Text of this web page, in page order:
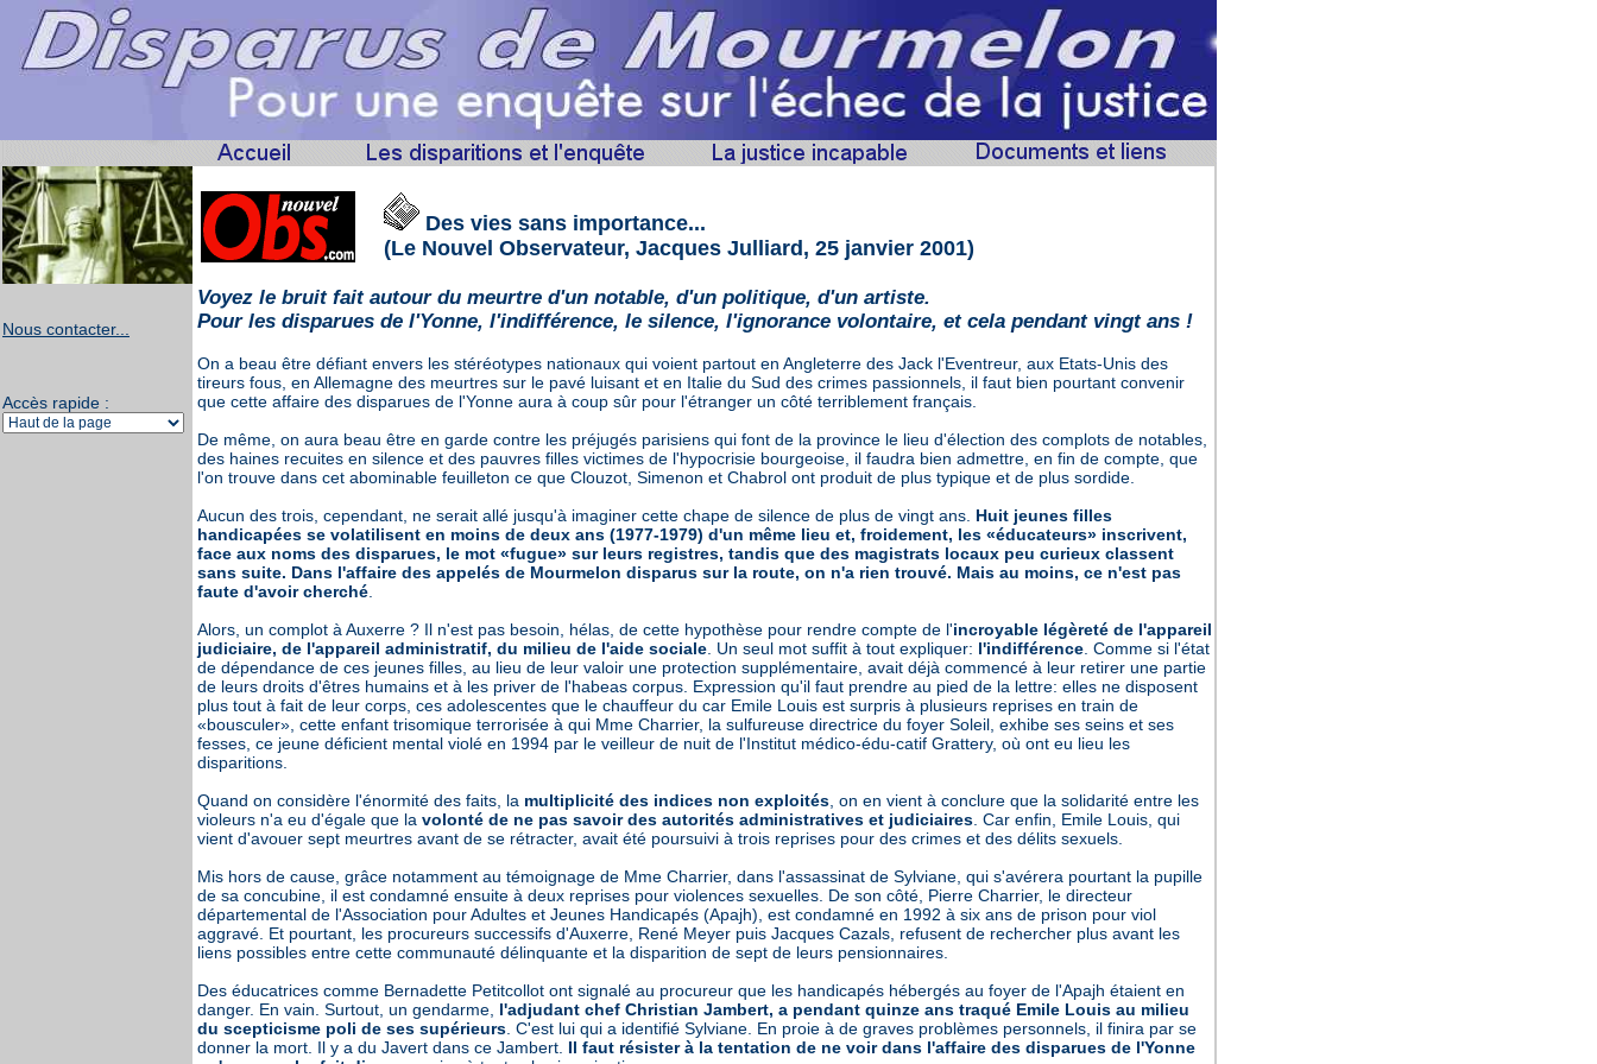
Nous contacter...
Accès rapide :
Des vies sans importance...
(Le Nouvel Observateur, Jacques Julliard, 25 janvier 2001)
Voyez le bruit fait autour du meurtre d'un notable, d'un politique, d'un artiste.
Pour les disparues de l'Yonne, l'indifférence, le silence, l'ignorance volontaire, et cela pendant vingt ans !
On a beau être défiant envers les stéréotypes nationaux qui voient partout en Angleterre des Jack l'Eventreur, aux Etats-Unis des
tireurs fous, en Allemagne des meurtres sur le pavé luisant et en Italie du Sud des crimes passionnels, il faut bien pourtant convenir
que cette affaire des disparues de l'Yonne aura à coup sûr pour l'étranger un côté terriblement français.
De même, on aura beau être en garde contre les préjugés parisiens qui font de la province le lieu d'élection des complots de notables,
des haines recuites en silence et des pauvres filles victimes de l'hypocrisie bourgeoise, il faudra bien admettre, en fin de compte, que
l'on trouve dans cet abominable feuilleton ce que Clouzot, Simenon et Chabrol ont produit de plus typique et de plus sordide.
Aucun des trois, cependant, ne serait allé jusqu'à imaginer cette chape de silence de plus de vingt ans. Huit jeunes filles
handicapées se volatilisent en moins de deux ans (1977-1979) d'un même lieu et, froidement, les «éducateurs» inscrivent,
face aux noms des disparues, le mot «fugue» sur leurs registres, tandis que des magistrats locaux peu curieux classent
sans suite. Dans l'affaire des appelés de Mourmelon disparus sur la route, on n'a rien trouvé. Mais au moins, ce n'est pas
faute d'avoir cherché.
Alors, un complot à Auxerre ? Il n'est pas besoin, hélas, de cette hypothèse pour rendre compte de l'incroyable légèreté de l'appareil
judiciaire, de l'appareil administratif, du milieu de l'aide sociale. Un seul mot suffit à tout expliquer: l'indifférence. Comme si l'état
de dépendance de ces jeunes filles, au lieu de leur valoir une protection supplémentaire, avait déjà commencé à leur retirer une partie
de leurs droits d'êtres humains et à les priver de l'habeas corpus. Expression qu'il faut prendre au pied de la lettre: elles ne disposent
plus tout à fait de leur corps, ces adolescentes que le chauffeur du car Emile Louis est surpris à plusieurs reprises en train de
«bousculer», cette enfant trisomique terrorisée à qui Mme Charrier, la sulfureuse directrice du foyer Soleil, exhibe ses seins et ses
fesses, ce jeune déficient mental violé en 1994 par le veilleur de nuit de l'Institut médico-édu-catif Grattery, où ont eu lieu les
disparitions.
Quand on considère l'énormité des faits, la multiplicité des indices non exploités, on en vient à conclure que la solidarité entre les
violeurs n'a eu d'égale que la volonté de ne pas savoir des autorités administratives et judiciaires. Car enfin, Emile Louis, qui
vient d'avouer sept meurtres avant de se rétracter, avait été poursuivi à trois reprises pour des crimes et des délits sexuels.
Mis hors de cause, grâce notamment au témoignage de Mme Charrier, dans l'assassinat de Sylviane, qui s'avérera pourtant la pupille
de sa concubine, il est condamné ensuite à deux reprises pour violences sexuelles. De son côté, Pierre Charrier, le directeur
départemental de l'Association pour Adultes et Jeunes Handicapés (Apajh), est condamné en 1992 à six ans de prison pour viol
aggravé. Et pourtant, les procureurs successifs d'Auxerre, René Meyer puis Jacques Cazals, refusent de rechercher plus avant les
liens possibles entre cette communauté délinquante et la disparition de sept de leurs pensionnaires.
Des éducatrices comme Bernadette Petitcollot ont signalé au procureur que les handicapés hébergés au foyer de l'Apajh étaient en
danger. En vain. Surtout, un gendarme, l'adjudant chef Christian Jambert, a pendant quinze ans traqué Emile Louis au milieu
du scepticisme poli de ses supérieurs. C'est lui qui a identifié Sylviane. En proie à de graves problèmes personnels, il finira par se
donner la mort. Il y a du Javert dans ce Jambert. Il faut résister à la tentation de ne voir dans l'affaire des disparues de l'Yonne